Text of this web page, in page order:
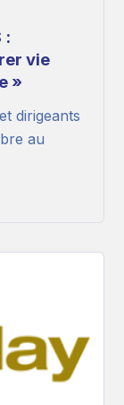
:
vie
»
dirigeants
au